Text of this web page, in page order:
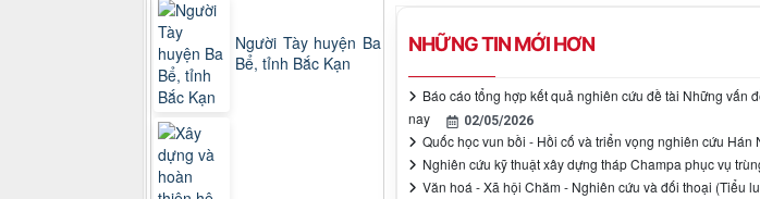
NHỮNG TIN MỚI HƠN
Báo cáo tổng hợp kết quả nghiên cứu đề tài Những vấn
nay
02/05/2026
Quốc học vun bồi - Hồi cố và triển vọng nghiên cứu Hán
Nghiên cứu kỹ thuật xây dựng tháp Champa phục vụ
Văn hoá - Xã hội Chăm - Nghiên cứu và đối thoại (Tiểu
Người Tày huyện Ba
Bể, tỉnh Bắc Kạn